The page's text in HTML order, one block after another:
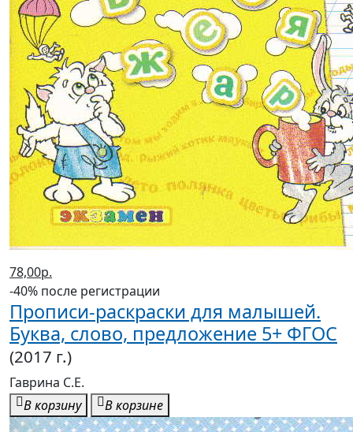
78,00р.
-40% после регистрации
Прописи-раскраски для малышей.
Буква, слово, предложение 5+ ФГОС
(2017 г.)
Гаврина С.Е.
В корзину
В корзине